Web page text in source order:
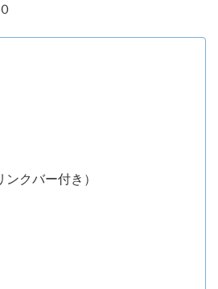
クバー付き）